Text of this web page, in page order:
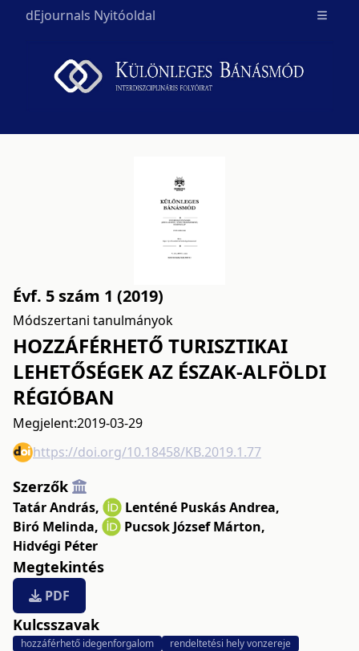
dEjournals Nyitóoldal Open
Évf. 5 szám 1 (2019)
Módszertani tanulmányok
HOZZÁFÉRHETŐ TURISZTIKAI
LEHETŐSÉGEK AZ ÉSZAK-ALFÖLDI
RÉGIÓBAN
Megjelent:2019-03-29
https://doi.org/10.18458/KB.2019.1.77
Szerzők
Tatár András, Lenténé Puskás Andrea,
Biró Melinda, Pucsok József Márton,
Hidvégi Péter
Megtekintés
PDF
Kulcsszavak
hozzáférhető idegenforgalom
rendeltetési hely vonzereje